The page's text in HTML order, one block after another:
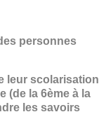
personnes
leur scolarisation
(de la 6ème à la
les savoirs